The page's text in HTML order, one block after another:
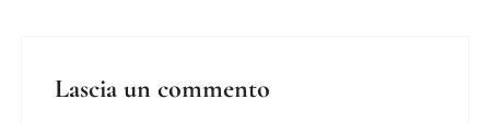
Lascia un commento